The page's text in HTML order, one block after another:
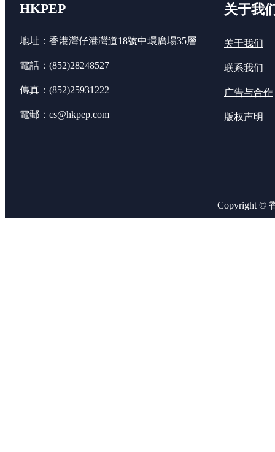
HKPEP
地址：香港灣仔港灣道18號中環廣場35層
電話：(852)28248527
傳真：(852)25931222
電郵：cs@hkpep.com
关于我
关于我们
联系我们
广告与合作
版权声明
Copyright ©